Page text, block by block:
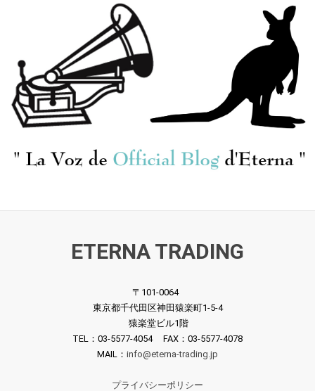
ETERNA TRADING
〒101-0064
東京都千代田区神田猿楽町1-5-4
猿楽堂ビル1階
TEL：03-5577-4054 FAX：03-5577-4078
MAIL： info@eterna-trading.jp
プライバシーポリシー